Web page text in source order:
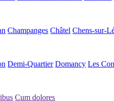
Champanges Châtel Chens-sur-
Demi-Quartier Domancy Les
Cum dolores